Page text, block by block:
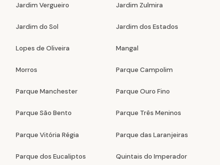
Jardim Vergueiro Jardim Zulmira
Jardim do Sol Jardim dos Estados
Lopes de Oliveira Mangal
Morros Parque Campolim
Parque Manchester Parque Ouro Fino
Parque São Bento Parque Três Meninos
Parque Vitória Régia Parque das Laranjeiras
Parque dos Eucaliptos Quintais do Imperador